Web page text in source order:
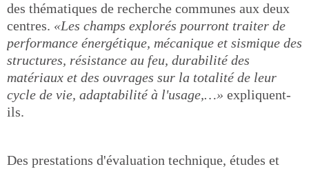
des thématiques de recherche communes aux deux
centres. «Les champs explorés pourront traiter de
performance énergétique, mécanique et sismique des
structures, résistance au feu, durabilité des
matériaux et des ouvrages sur la totalité de leur
cycle de vie, adaptabilité à l'usage,…» expliquent-
ils.
Des prestations d'évaluation technique, études et